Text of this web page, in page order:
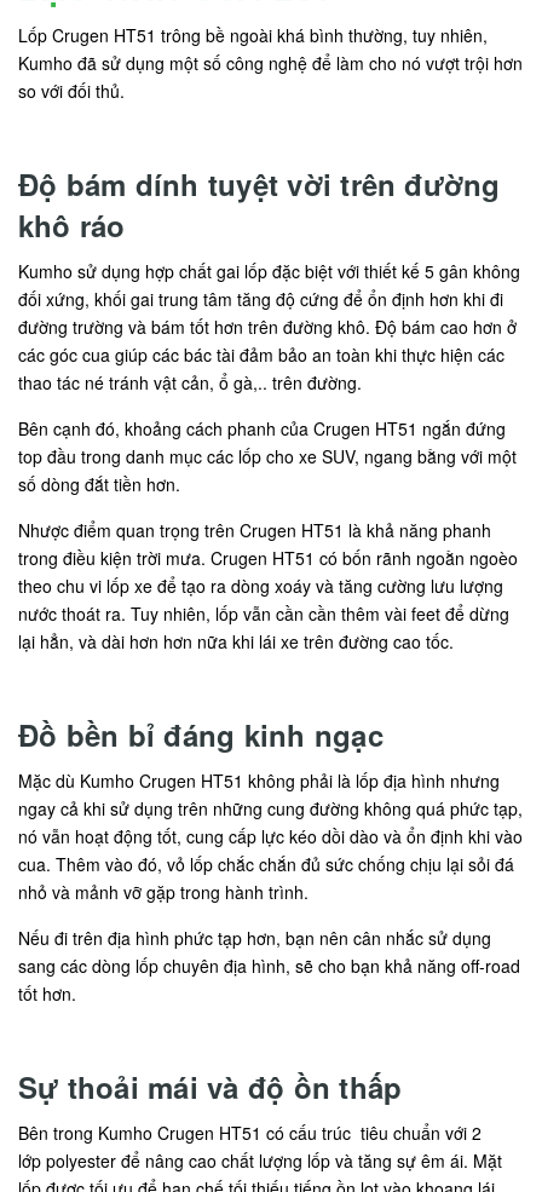
Lốp Crugen HT51 trông bề ngoài khá bình thường, tuy nhiên,
Kumho đã sử dụng một số công nghệ để làm cho nó vượt trội hơn
so với đối thủ.
Độ bám dính tuyệt vời trên đường
khô ráo
Kumho sử dụng hợp chất gai lốp đặc biệt với thiết kế 5 gân không
đối xứng, khối gai trung tâm tăng độ cứng để ổn định hơn khi đi
đường trường và bám tốt hơn trên đường khô. Độ bám cao hơn ở
các góc cua giúp các bác tài đảm bảo an toàn khi thực hiện các
thao tác né tránh vật cản, ổ gà,.. trên đường.
Bên cạnh đó, khoảng cách phanh của Crugen HT51 ngắn đứng
top đầu trong danh mục các lốp cho xe SUV, ngang bằng với một
số dòng đắt tiền hơn.
Nhược điểm quan trọng trên Crugen HT51 là khả năng phanh
trong điều kiện trời mưa. Crugen HT51 có bốn rãnh ngoằn ngoèo
theo chu vi lốp xe để tạo ra dòng xoáy và tăng cường lưu lượng
nước thoát ra. Tuy nhiên, lốp vẫn cần cần thêm vài feet để dừng
lại hẳn, và dài hơn hơn nữa khi lái xe trên đường cao tốc.
Đồ bền bỉ đáng kinh ngạc
Mặc dù Kumho Crugen HT51 không phải là lốp địa hình nhưng
ngay cả khi sử dụng trên những cung đường không quá phức tạp,
nó vẫn hoạt động tốt, cung cấp lực kéo dồi dào và ổn định khi vào
cua. Thêm vào đó, vỏ lốp chắc chắn đủ sức chống chịu lại sỏi đá
nhỏ và mảnh vỡ gặp trong hành trình.
Nếu đi trên địa hình phức tạp hơn, bạn nên cân nhắc sử dụng
sang các dòng lốp chuyên địa hình, sẽ cho bạn khả năng off-road
tốt hơn.
Sự thoải mái và độ ồn thấp
Bên trong Kumho Crugen HT51 có cấu trúc tiêu chuẩn với 2
lớp polyester để nâng cao chất lượng lốp và tăng sự êm ái. Mặt